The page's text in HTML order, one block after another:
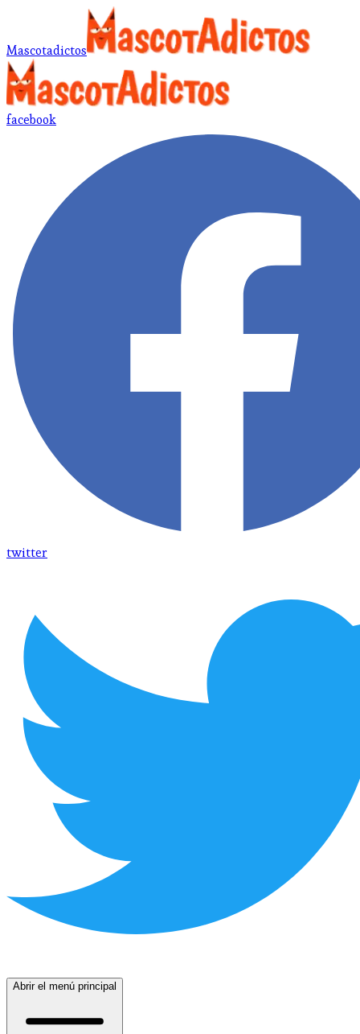
Mascotadictos
facebook
twitter
Abrir el menú principal